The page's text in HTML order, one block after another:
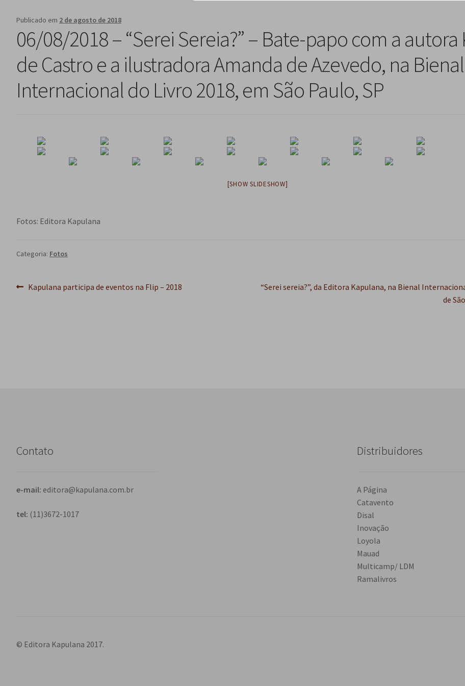
Publicado em 2 de agosto de 2018
06/08/2018 – “Serei Sereia?” – Bate-papo com a autora
de Castro e a ilustradora Amanda de Azevedo, na Bienal
Internacional do Livro 2018, em São Paulo, SP
[SHOW SLIDESHOW]
Fotos: Editora Kapulana
Categoria: Fotos
Navegação
Post
Kapulana participa de eventos na Flip – 2018
Próximo
“Serei sereia?”, da Editora Kapulana, na Bienal
de
Contato
e-mail: editora@kapulana.com.br
tel: (11)3672-1017
Distribuidores
A Página
Catavento
Disal
Inovação
Loyola
Mauad
Multicamp/ LDM
Ramalivros
© Editora Kapulana 2017.